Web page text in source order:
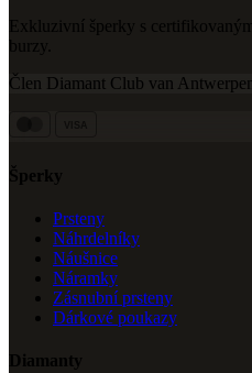
Exkluzivní šperky s
burzy.
Člen Diamant Club van
Šperky
Prsteny
Náhrdelníky
Náušnice
Náramky
Zásnubní prsteny
Dárkové poukazy
Diamanty